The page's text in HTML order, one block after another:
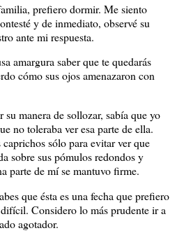
prefiero dormir. Me siento
y de inmediato, observé su
ante mi respuesta.
amargura saber que te quedarás
cómo sus ojos amenazaron con
su manera de sollozar, sabía que yo
no toleraba ver esa parte de ella.
sólo para evitar ver que
sobre sus pómulos redondos y
parte de mí se mantuvo firme.
que ésta es una fecha que prefiero
Considero lo más prudente ir a
agotador.